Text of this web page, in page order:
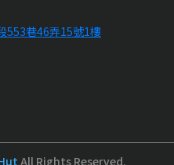
553巷46弄15號1樓
All Rights Reserved.